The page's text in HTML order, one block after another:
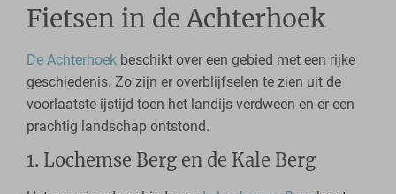
Fietsen in de Achterhoek
De Achterhoek beschikt over een gebied met een rijke
geschiedenis. Zo zijn er overblijfselen te zien uit de
voorlaatste ijstijd toen het landijs verdween en er een
prachtig landschap ontstond.
1. Lochemse Berg en de Kale Berg